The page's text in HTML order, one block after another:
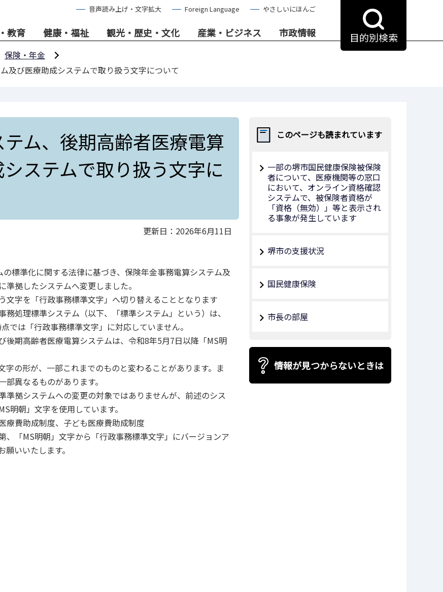
音声読み上げ・文字拡大 Foreign Language やさしいにほんご
教育 健康・福祉 観光・歴史・文化 産業・ビジネス 市政情報 目的別検索
保険・年金
及び医療助成システムで取り扱う文字について
ム、後期高齢者医療電算
ステムで取り扱う文字に
更新日：2026年6月11日
標準化に関する法律に基づき、保険年⾦事務電算システム及
拠したシステムへ変更しました。
字を「⾏政事務標準⽂字」へ切り替えることとなります
処理標準システム（以下、「標準システム」という）は、
では「⾏政事務標準⽂字」に対応していません。
期⾼齢者医療電算システムは、令和8年5⽉7⽇以降「MS明
の形が、⼀部これまでのものと変わることがあります。ま
異なるものがあります。
拠システムへの変更の対象ではありませんが、前述のシス
明朝」⽂字を使⽤しています。
療費助成制度、⼦ども医療費助成制度
「MS明朝」⽂字から「⾏政事務標準⽂字」にバージョンア
いいたします。
このページも読まれています
一部の堺市国民健康保険被保険
者について、医療機関等の窓口
において、オンライン資格確認
システムで、被保険者資格が
「資格（無効）」等と表示され
る事象が発生しています
堺市の支援状況
国民健康保険
市長の部屋
情報が見つからないときは